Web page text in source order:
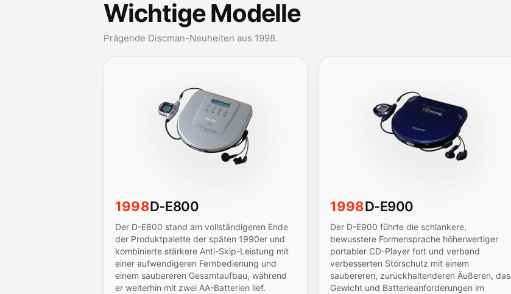
Wichtige Modelle
Prägende Discman-Neuheiten aus 1998.
1998D-E800
Der D-E800 stand am vollständigeren Ende
der Produktpalette der späten 1990er und
kombinierte stärkere Anti-Skip-Leistung mit
einer aufwendigeren Fernbedienung und
einem saubereren Gesamtaufbau, während
er weiterhin mit zwei AA-Batterien lief.
1998D-E900
Der D-E900 führte die schlankere,
bewusstere Formensprache höherwertiger
portabler CD-Player fort und verband
verbesserten Störschutz mit einem
saubereren, zurückhaltenderen Äußeren, das
Gewicht und Batterieanforderungen im